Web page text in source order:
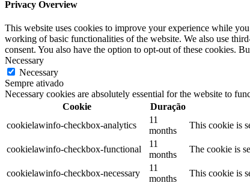
Privacy Overview
This website uses cookies to improve your experience while
working of basic functionalities of the website. We also use
consent. You also have the option to opt-out of these cookies.
Necessary
Necessary
Sempre ativado
Necessary cookies are absolutely essential for the website to
Cookie
Duração
cookielawinfo-checkbox-analytics
11
months
This cookie is
cookielawinfo-checkbox-functional
11
months
The cookie is
cookielawinfo-checkbox-necessary
11
months
This cookie is